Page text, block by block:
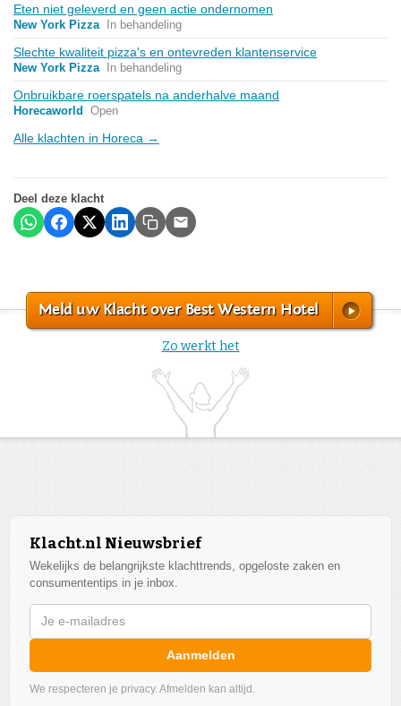
Eten niet geleverd en geen actie ondernomen
New York Pizza In behandeling
Slechte kwaliteit pizza's en ontevreden klantenservice
New York Pizza In behandeling
Onbruikbare roerspatels na anderhalve maand
Horecaworld Open
Alle klachten in Horeca →
Deel deze klacht
Meld uw Klacht over Best Western Hotel
Zo werkt het
Klacht.nl Nieuwsbrief
Wekelijks de belangrijkste klachttrends, opgeloste zaken en
consumententips in je inbox.
Aanmelden
We respecteren je privacy. Afmelden kan altijd.